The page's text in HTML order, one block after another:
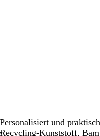
Personalisiert und praktisch
Recycling-Kunststoff,